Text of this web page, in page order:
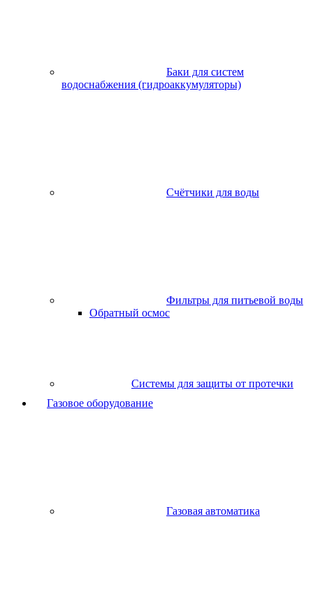
Баки для систем
водоснабжения (гидроаккумуляторы)
Счётчики для воды
Фильтры для питьевой воды
Обратный осмос
Системы для защиты от протечки
Газовое оборудование
Газовая автоматика